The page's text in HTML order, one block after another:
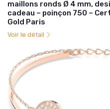
maillons ronds Ø 4 mm,
cadeau – poinçon 750 –
Gold Paris
Voir le détail